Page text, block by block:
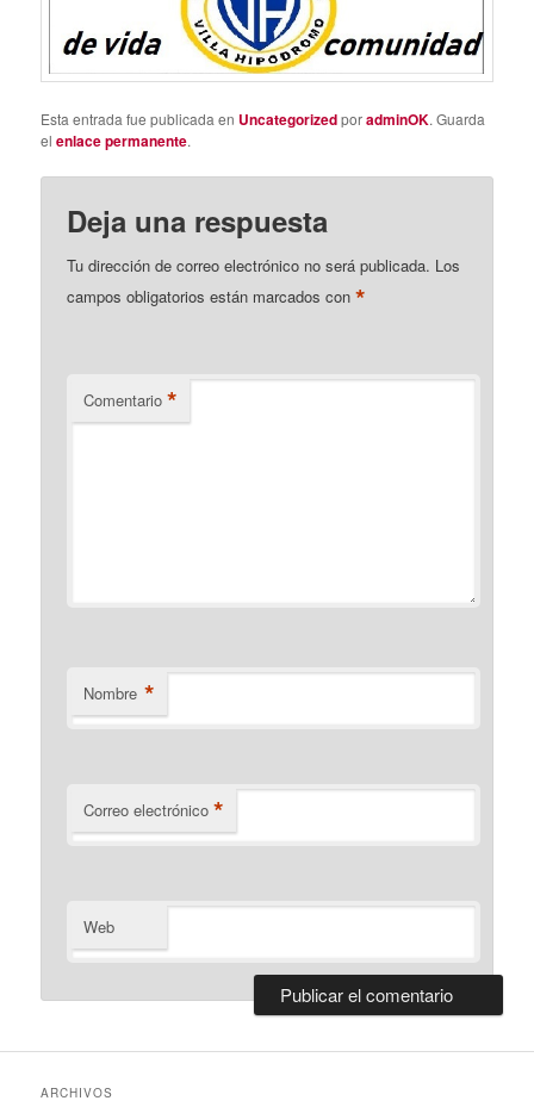
Esta entrada fue publicada en UncategorizedporadminOK. Guarda
elenlace permanente.
Deja una respuesta
Tu dirección de correo electrónico no será publicada. Los
campos obligatorios están marcados con*
Comentario *
Nombre *
Correo electrónico *
Web
ARCHIVOS